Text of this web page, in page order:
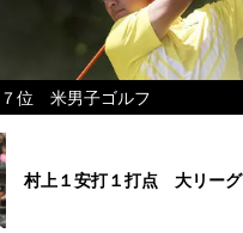
位 米男子ゴルフ
村上１安打１打点 大リーグ